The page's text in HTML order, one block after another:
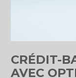
CRÉDIT-
AVEC